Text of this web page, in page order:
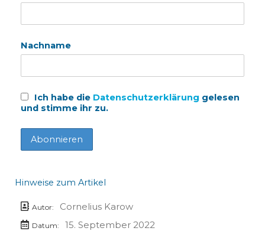
Nachname
Ich habe die Datenschutzerklärung gelesen
und stimme ihr zu.
Hinweise zum Artikel
Autor: Cornelius Karow
Datum:
15. September 2022